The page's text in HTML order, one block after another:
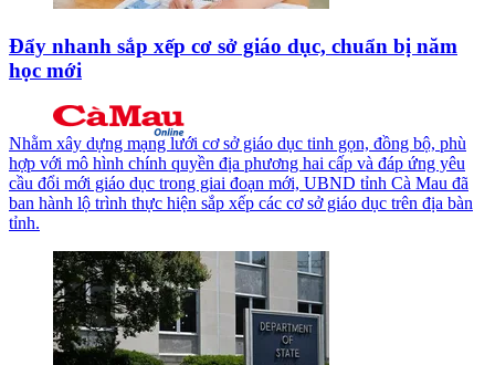
Đẩy nhanh sắp xếp cơ sở giáo dục, chuẩn bị năm
học mới
Nhằm xây dựng mạng lưới cơ sở giáo dục tinh gọn, đồng bộ, phù
hợp với mô hình chính quyền địa phương hai cấp và đáp ứng yêu
cầu đổi mới giáo dục trong giai đoạn mới, UBND tỉnh Cà Mau đã
ban hành lộ trình thực hiện sắp xếp các cơ sở giáo dục trên địa bàn
tỉnh.